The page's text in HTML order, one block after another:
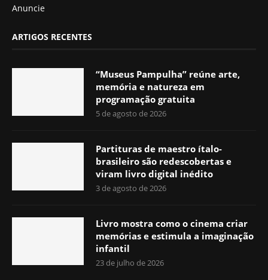
Anuncie
ARTIGOS RECENTES
“Museus Pampulha” reúne arte,
memória e natureza em
programação gratuita
5 de agosto de 2026
Partituras de maestro ítalo-
brasileiro são redescobertas e
viram livro digital inédito
3 de agosto de 2026
Livro mostra como o cinema criar
memórias e estimula a imaginação
infantil
23 de julho de 2026